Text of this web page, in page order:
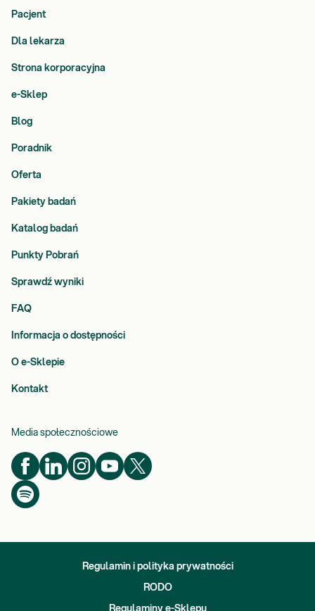
Pacjent
Dla lekarza
Strona korporacyjna
e-Sklep
Blog
Poradnik
Oferta
Pakiety badań
Katalog badań
Punkty Pobrań
Sprawdź wyniki
FAQ
Informacja o dostępności
O e-Sklepie
Kontakt
Media społecznościowe
Regulamin i polityka prywatności
RODO
Regulaminy e-Sklepu